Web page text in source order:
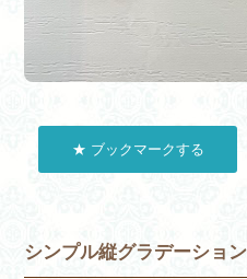
★ ブックマークする
シンプル縦グラデーショ